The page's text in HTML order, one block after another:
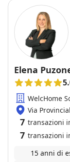
vivamente.
Elena
WelcHome
Via
7 transazioni
7 transazioni
15 anni di